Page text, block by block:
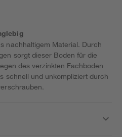
nachhaltigem Material. Durch
sorgt dieser Boden für die
des verzinkten Fachboden
schnell und unkompliziert durch